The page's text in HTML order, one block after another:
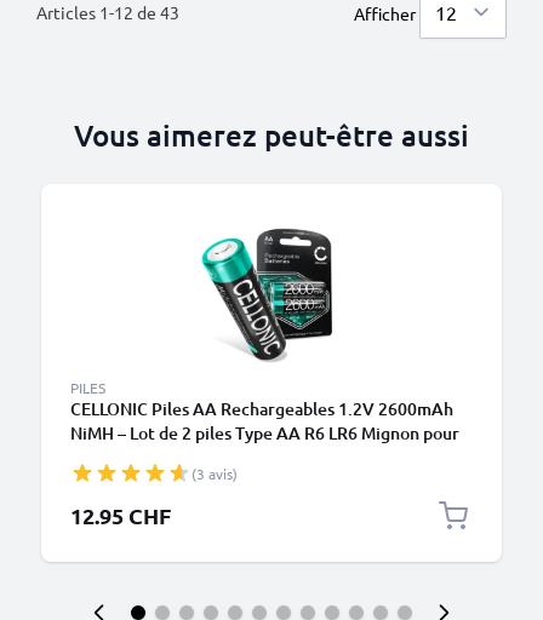
Articles 1-12 de 43 Afficher
Vous aimerez peut-être aussi
PILES
CELLONIC Piles AA Rechargeables 1.2V 2600mAh
NiMH – Lot de 2 piles Type AA R6 LR6 Mignon pour
Radios
(3 avis)
12.95 CHF